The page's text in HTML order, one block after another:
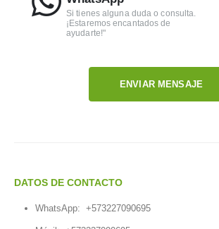
Si tienes alguna duda o consulta.
¡Estaremos encantados de
ayudarte!"
ENVIAR MENSAJE
DATOS DE CONTACTO
WhatsApp: +573227090695